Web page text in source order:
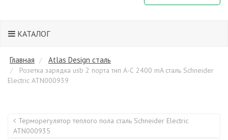
КАТАЛОГ
Главная Atlas Design сталь
Розетка зарядка usb 2 порта тип А-С 2400 mA сталь Schneider
Electric ATN000939
Терморегулятор теплого пола сталь Schneider Electric
ATN000935